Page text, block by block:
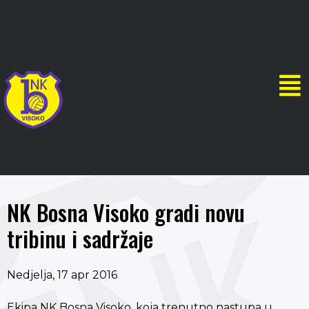
NK Bosna Visoko gradi novu
tribinu i sadržaje
Nedjelja, 17 apr 2016